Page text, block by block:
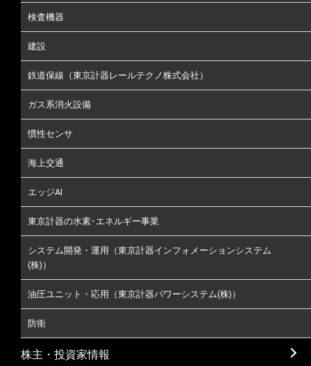
検査機器
建設
鉄道保線（東京計器レールテクノ株式会社）
ガス系消火設備
慣性センサ
海上交通
エッジAI
東京計器の水素･エネルギー事業
システム開発・運用（東京計器インフォメーションシステム
(株)）
油圧ユニット・応用（東京計器パワーシステム(株)）
防衛
株主・投資家情報